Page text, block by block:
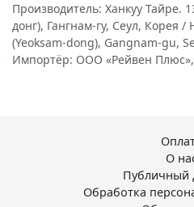
Производитель: Ханкуу Тайре.
донг), Гангнам-гу, Сеул, Корея
(Yeoksam-dong), Gangnam-gu,
Импортёр: ООО «Рейвен
О
Публичный
Обработка